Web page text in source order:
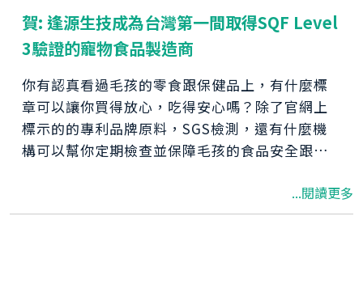
賀: 逢源生技成為台灣第一間取得SQF Level
3驗證的寵物食品製造商
你有認真看過毛孩的零食跟保健品上，有什麼標
章可以讓你買得放心，吃得安心嗎？除了官網上
標示的的專利品牌原料，SGS檢測，還有什麼機
構可以幫你定期檢查並保障毛孩的食品安全跟食
...閱讀更多